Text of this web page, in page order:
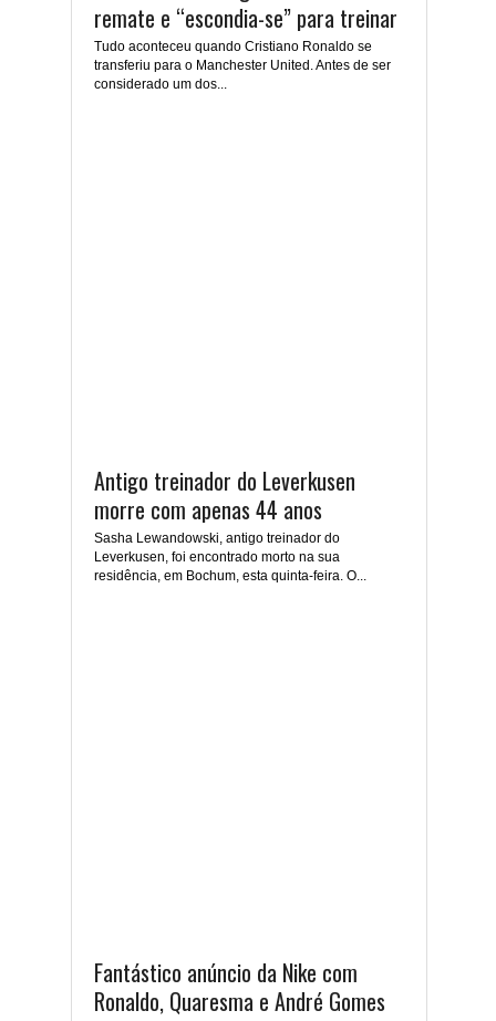
remate e “escondia-se” para treinar
Tudo aconteceu quando Cristiano Ronaldo se
transferiu para o Manchester United. Antes de ser
considerado um dos...
Antigo treinador do Leverkusen
morre com apenas 44 anos
Sasha Lewandowski, antigo treinador do
Leverkusen, foi encontrado morto na sua
residência, em Bochum, esta quinta-feira. O...
Fantástico anúncio da Nike com
Ronaldo, Quaresma e André Gomes